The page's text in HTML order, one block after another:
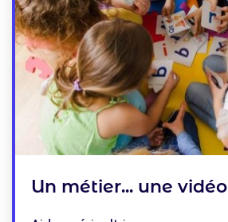
Un métier... une vidéo